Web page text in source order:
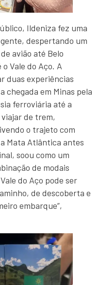
Ildeniza fez uma
despertando um
avião até Belo
Vale do Aço. A
duas experiências
chegada em Minas pela
ferroviária até a
de trem,
o trajeto com
Mata Atlântica antes
soou como um
de modais
do Aço pode ser
de descoberta e
embarque”,